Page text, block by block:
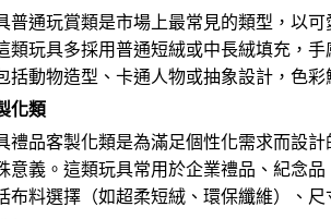
普通玩賞類是市場上最常見的類型，以
類玩具多採用普通短絨或中長絨填充，
括動物造型、卡通人物或抽象設計，色
化類
禮品客製化類是為滿足個性化需求而設
意義。這類玩具常用於企業禮品、紀念
布料選擇（如超柔短絨、環保纖維）、